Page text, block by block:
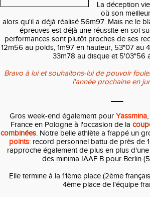
La déception
où son
alors qu'il a déjà réalisé 56m97. Mais ne le
épreuves est déjà une réussite en soi
performances sont plutôt proches de ses
12m56 au poids, 1m97 en hauteur, 53"07 au
33m78 au disque et 5'03"56
Bravo à lui et souhaitons-lui de pouvoir
l'année prochaine en
Gros week-end également pourYassmina
France en Pologne à l'occasion de la
combinées. Notre belle athlète a frappé un
points: record personnel battu de près de
rapproche également de plus en plus
des minima IAAF B pour Berlin
Elle termine à la 11ème place (2ème
4ème place de l'équipe